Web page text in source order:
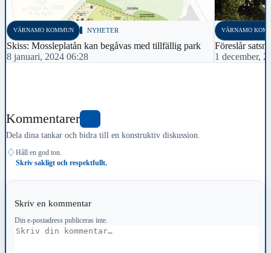
VÄRNAMO KOMMUN NYHETER
Skiss: Mossleplatån kan begåvas med tillfällig park
8 januari, 2024 06:28
VÄRNAMO
Föreslår
1 december,
Kommentarer
Dela dina tankar och bidra till en konstruktiv diskussion.
♢ Håll en god ton.
Skriv sakligt och respektfullt.
Skriv en kommentar
Din e-postadress publiceras inte.
Kommentar